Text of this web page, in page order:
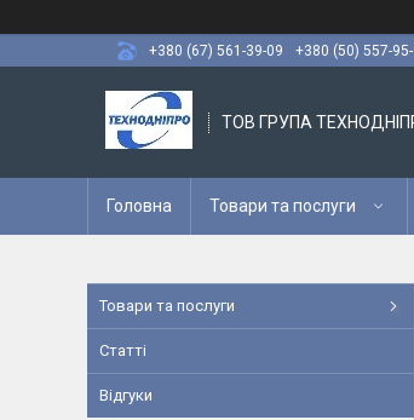
+380 (67) 561-39-09
+380 (50) 557-
ТОВ ГРУПА
Головна Товари та послуги
Товари та послуги
Статті
Відгуки